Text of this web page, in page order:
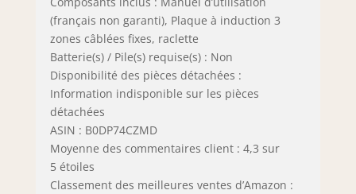
(français non garanti), Plaque à induction 3
zones câblées fixes, raclette
Batterie(s) / Pile(s) requise(s) : Non
Disponibilité des pièces détachées :
Information indisponible sur les pièces
détachées
ASIN : B0DP74CZMD
Moyenne des commentaires client : 4,3 sur
5 étoiles
Classement des meilleures ventes d’Amazon :